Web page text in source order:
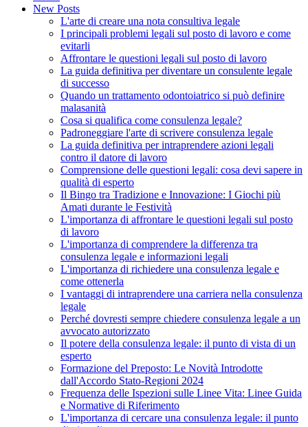
New Posts
L'arte di creare una nota consultiva legale
I principali problemi legali sul posto di lavoro e come
evitarli
Affrontare le questioni legali sul posto di lavoro
La guida definitiva per diventare un consulente legale
di successo
Quando un trattamento odontoiatrico si può definire
malasanità
Cosa si qualifica come consulenza legale?
Padroneggiare l'arte di scrivere consulenza legale
La guida definitiva per intraprendere azioni legali
contro il datore di lavoro
Comprensione delle questioni legali: cosa devi sapere in
qualità di esperto
Il Bingo tra Tradizione e Innovazione: I Giochi più
Amati durante le Festività
L'importanza di affrontare le questioni legali sul posto
di lavoro
L'importanza di comprendere la differenza tra
consulenza legale e informazioni legali
L'importanza di richiedere una consulenza legale e
come ottenerla
I vantaggi di intraprendere una carriera nella consulenza
legale
Perché dovresti sempre chiedere consulenza legale a un
avvocato autorizzato
Il potere della consulenza legale: il punto di vista di un
esperto
Formazione del Preposto: Le Novità Introdotte
dall'Accordo Stato-Regioni 2024
Frequenza delle Ispezioni sulle Linee Vita: Linee Guida
e Normative di Riferimento
L'importanza di cercare una consulenza legale: il punto